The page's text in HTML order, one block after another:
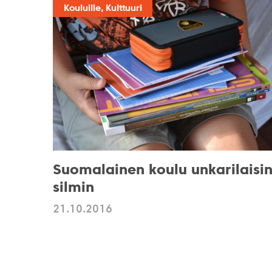
Kouluille, Kulttuuri
Suomalainen koulu unkarilaisin
silmin
21.10.2016